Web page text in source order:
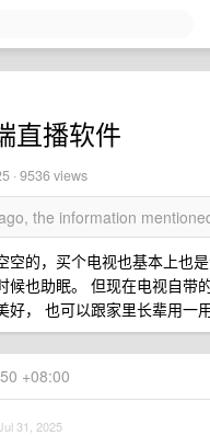
直播软件
· 9536 views
the information
空的，买个电视也基本上也
候也助眠。 但现在电视自
， 也可以跟家里长辈用一用
+08:00
31, 2025